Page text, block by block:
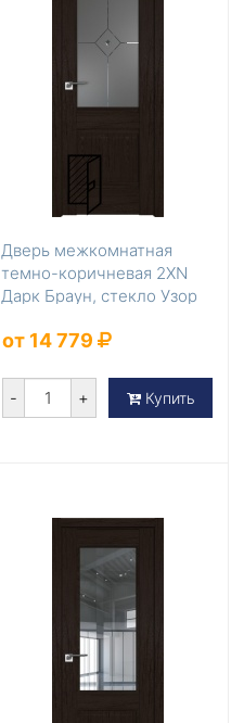
Дверь межкомнатная
темно-коричневая 2XN
Дарк Браун, стекло Узор
от 14 779
- + Купить